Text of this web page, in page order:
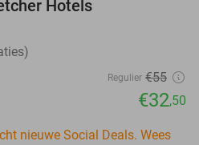
Hotels
Regulier €55
€32,50
nieuwe Social Deals. Wees